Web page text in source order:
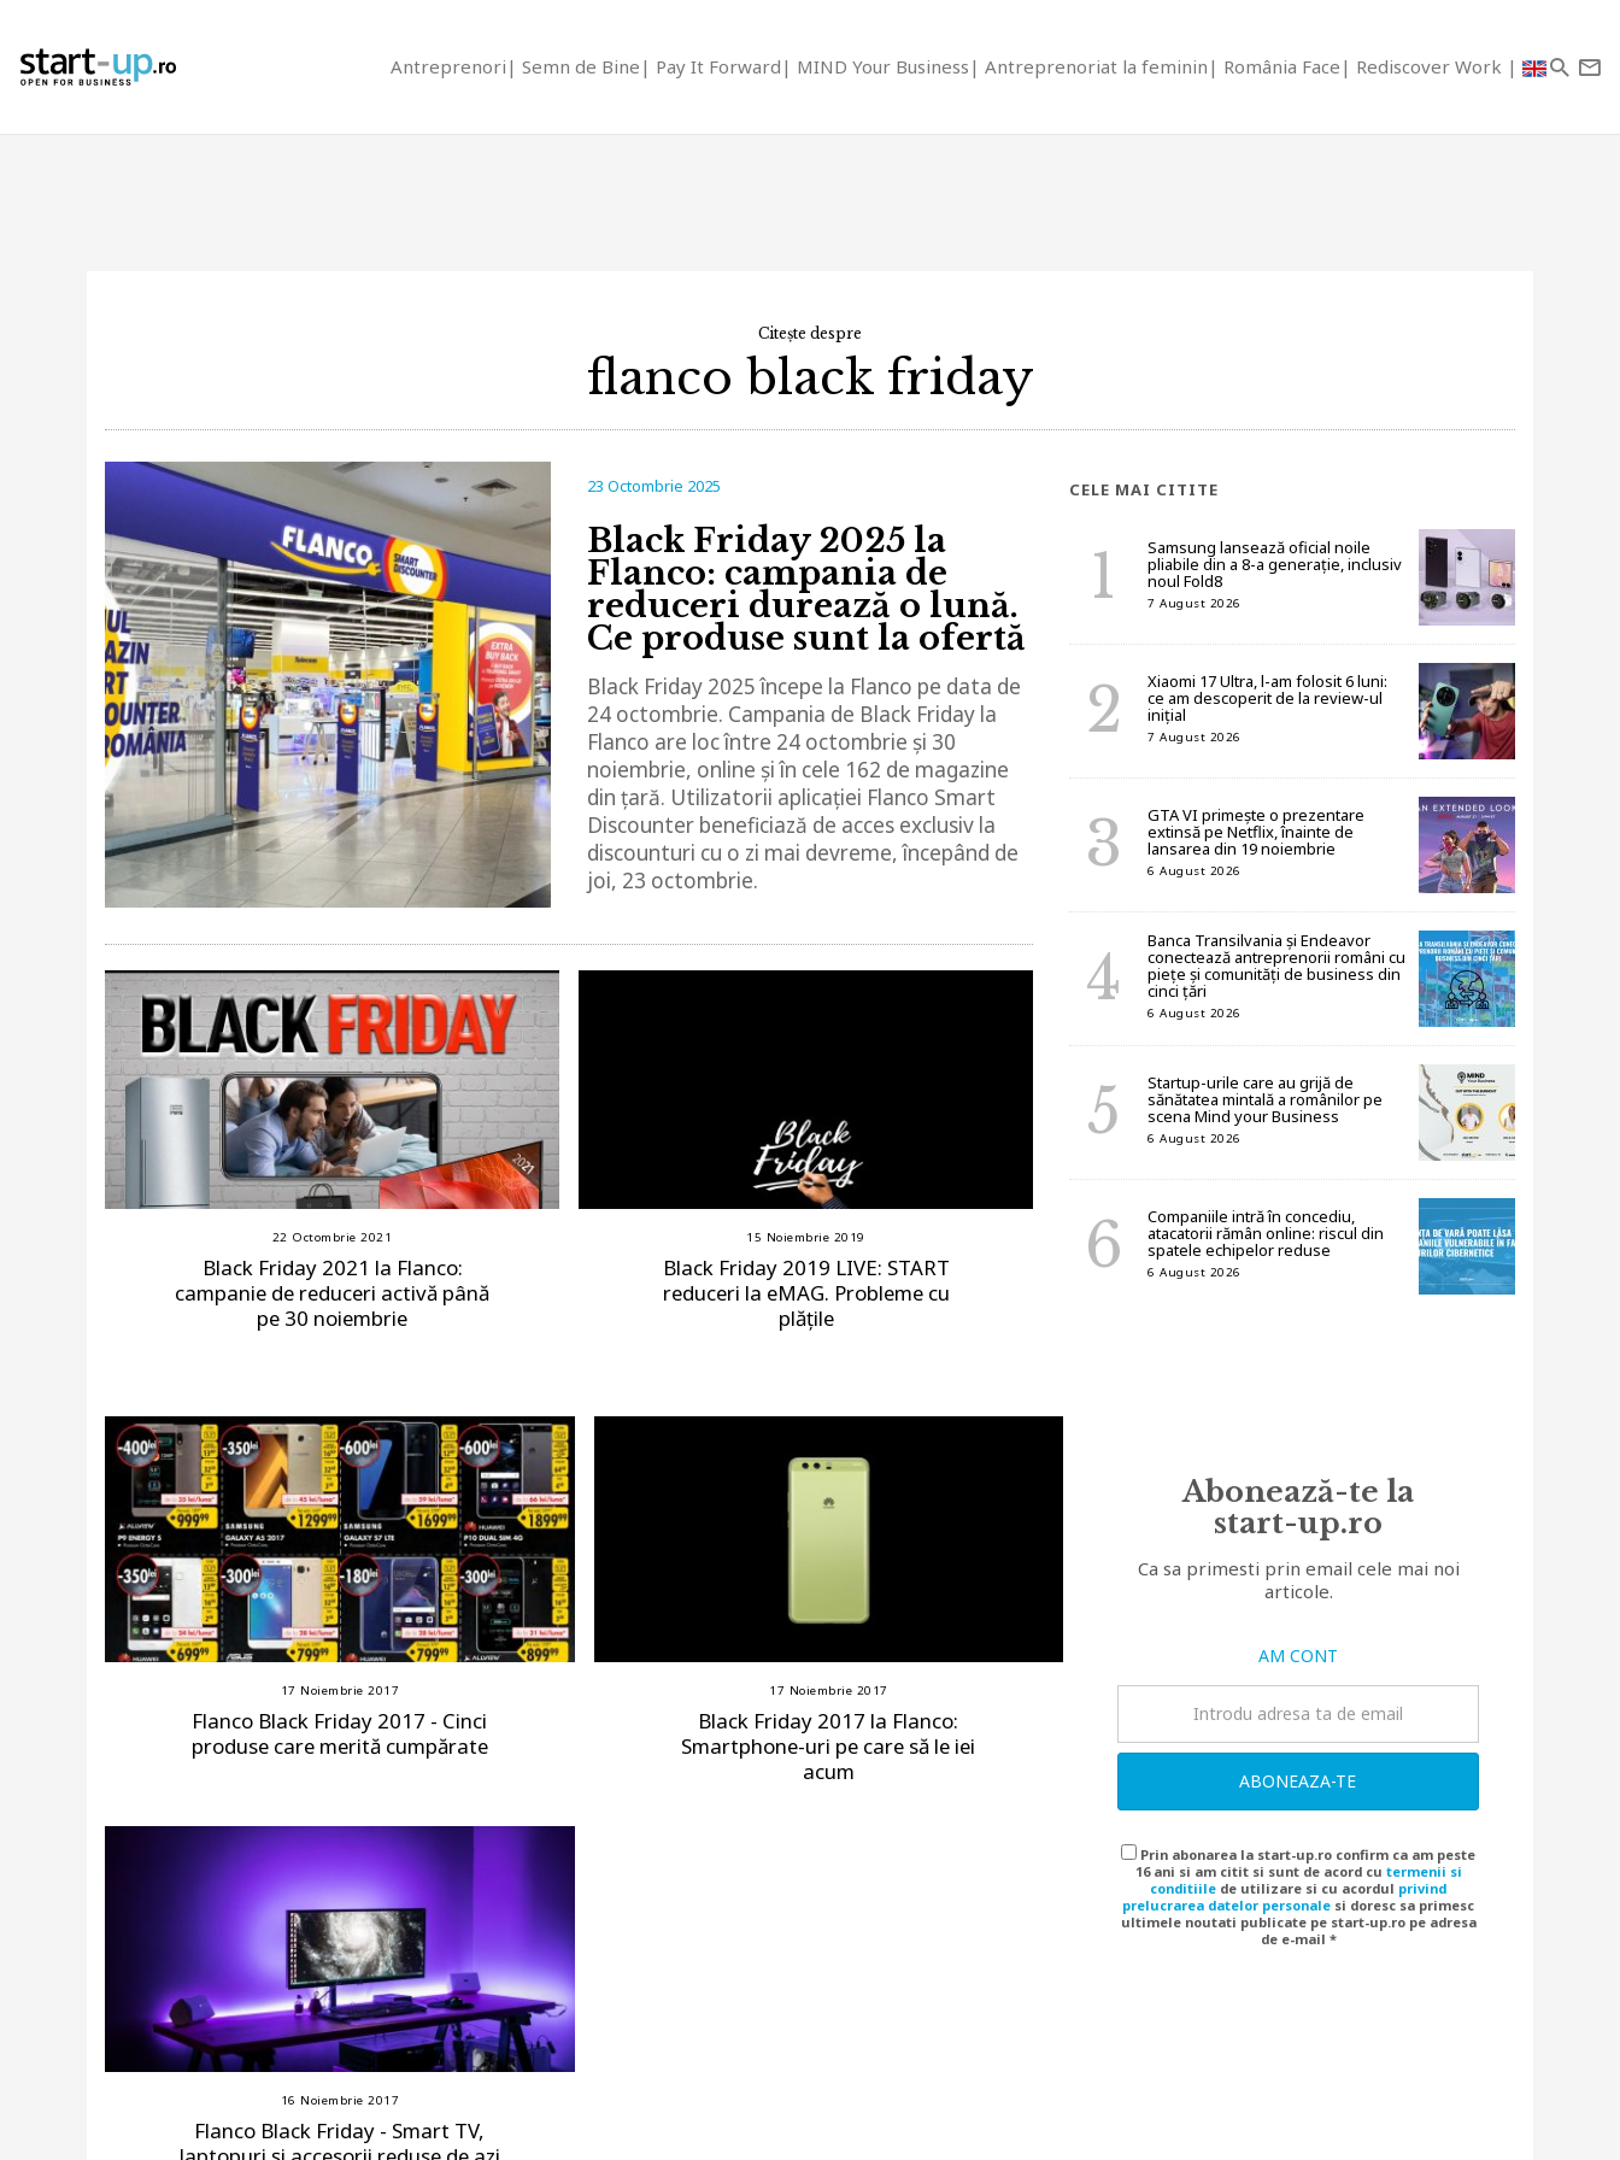
Antreprenori Semn de Bine Pay It Forward MIND Your Business Antreprenoriat la feminin România Face Rediscover Work
Citește despre
flanco black friday
23 Octombrie 2025
Black Friday 2025 la
Flanco: campania de
reduceri durează o lună.
Ce produse sunt la ofertă
Black Friday 2025 începe la Flanco pe data de
24 octombrie. Campania de Black Friday la
Flanco are loc între 24 octombrie și 30
noiembrie, online și în cele 162 de magazine
din țară. Utilizatorii aplicației Flanco Smart
Discounter beneficiază de acces exclusiv la
discounturi cu o zi mai devreme, începând de
joi, 23 octombrie.
22 Octombrie 2021
Black Friday 2021 la Flanco:
campanie de reduceri activă până
pe 30 noiembrie
15 Noiembrie 2019
Black Friday 2019 LIVE: START
reduceri la eMAG. Probleme cu
plățile
CELE MAI CITITE
Samsung lansează oficial noile
pliabile din a 8-a generație, inclusiv
noul Fold8
7 August 2026
Xiaomi 17 Ultra, l-am folosit 6 luni:
ce am descoperit de la review-ul
inițial
7 August 2026
GTA VI primește o prezentare
extinsă pe Netflix, înainte de
lansarea din 19 noiembrie
6 August 2026
Banca Transilvania și Endeavor
conectează antreprenorii români cu
piețe și comunități de business din
cinci țări
6 August 2026
Startup-urile care au grijă de
sănătatea mintală a românilor pe
scena Mind your Business
6 August 2026
Companiile intră în concediu,
atacatorii rămân online: riscul din
spatele echipelor reduse
6 August 2026
Abonează-te la
start-up.ro
Ca sa primesti prin email cele mai noi
articole.
AM CONT
ABONEAZA-TE
Prin abonarea la start-up.ro confirm ca am peste
16 ani si am citit si sunt de acord cu termenii si
conditiile de utilizare si cu acordul privind
prelucrarea datelor personale si doresc sa primesc
ultimele noutati publicate pe start-up.ro pe adresa
de e-mail *
17 Noiembrie 2017
Flanco Black Friday 2017 - Cinci
produse care merită cumpărate
17 Noiembrie 2017
Black Friday 2017 la Flanco:
Smartphone-uri pe care să le iei
acum
16 Noiembrie 2017
Flanco Black Friday - Smart TV,